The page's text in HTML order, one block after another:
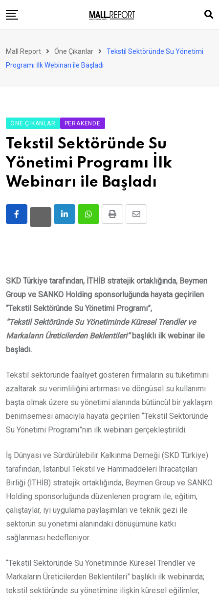
to
Perakende
Ürün ve Hizmet
Enerji
Haber
Gündem
Mall Report Öne Çıkanlar
Tekstil Sektöründe Su Yönetimi
Programı İlk Webinarı ile Başladı
ÖNE ÇIKANLAR PERAKENDE
Tekstil Sektöründe Su
Yönetimi Programı İlk
Webinarı ile Başladı
LinkedInWhatsappPrint
Share
SKD Türkiye tarafından, İTHİB stratejik ortaklığında, Beymen
Group ve SANKO Holding sponsorluğunda hayata geçirilen
“Tekstil Sektöründe Su Yönetimi Programı”,
“Tekstil Sektöründe Su Yönetiminde Küresel Trendler ve
Markaların Üreticilerden Beklentileri”başlıklı ilk webinar ile
başladı.
Tekstil sektöründe faaliyet gösteren firmaların su tüketimini
azaltarak su verimliliğini artırması ve döngüsel su kullanımı
başta olmak üzere su yönetimi alanında bütüncül bir yaklaşım
benimsemesi amacıyla hayata geçirilen “Tekstil Sektöründe
Su Yönetimi Programı”nın ilk webinarı gerçekleştirildi.
İş Dünyası ve Sürdürülebilir Kalkınma Derneği (SKD Türkiye)
tarafından, İstanbul Tekstil ve Hammaddeleri İhracatçıları
Birliği (İTHİB) stratejik ortaklığında, Beymen Group ve SANKO
Holding sponsorluğunda düzenlenen program ile; eğitim,
çalıştaylar, iyi uygulama paylaşımları ve teknik gezi ile
sektörün su yönetimi alanındaki dönüşümüne katkı
sağlanması hedefleniyor.
“Tekstil Sektöründe Su Yönetiminde Küresel Trendler ve
Markaların Üreticilerden Beklentileri” başlıklı ilk webinarda;
tekstil sektöründe su yönetimine ilişkin küresel eğilimler,